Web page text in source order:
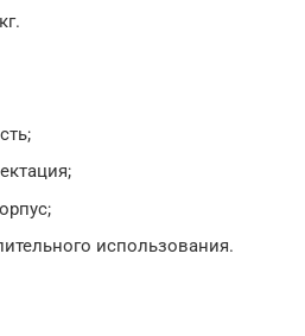
использования.